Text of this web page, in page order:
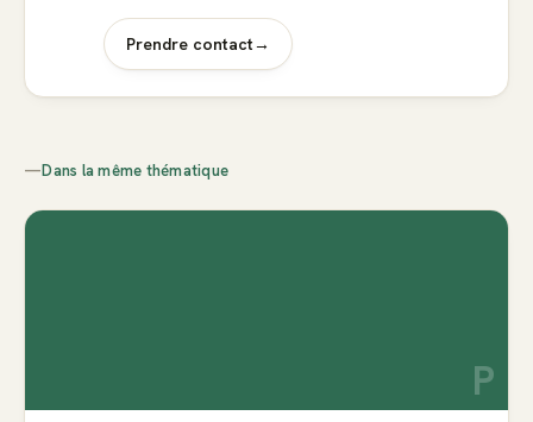
Prendre contact→
—Dans la même thématique
P